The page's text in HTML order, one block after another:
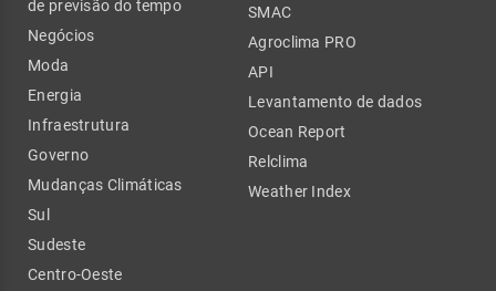
de previsão do tempo
Negócios
Moda
Energia
Infraestrutura
Governo
Mudanças Climáticas
Sul
Sudeste
Centro-Oeste
SMAC
Agroclima PRO
API
Levantamento de dados
Ocean Report
Relclima
Weather Index